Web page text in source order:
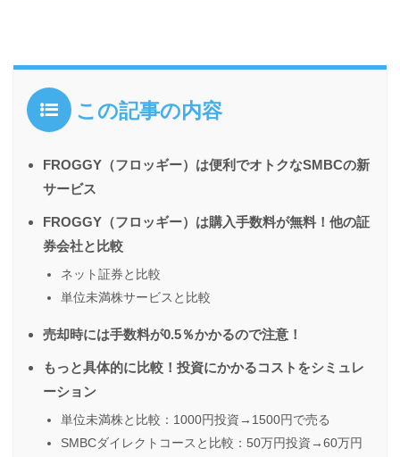
この記事の内容
FROGGY（フロッギー）は便利でオトクなSMBCの新
サービス
FROGGY（フロッギー）は購入手数料が無料！他の証
券会社と比較
ネット証券と比較
単位未満株サービスと比較
売却時には手数料が0.5％かかるので注意！
もっと具体的に比較！投資にかかるコストをシミュレ
ーション
単位未満株と比較：1000円投資→1500円で売る
SMBCダイレクトコースと比較：50万円投資→60万円